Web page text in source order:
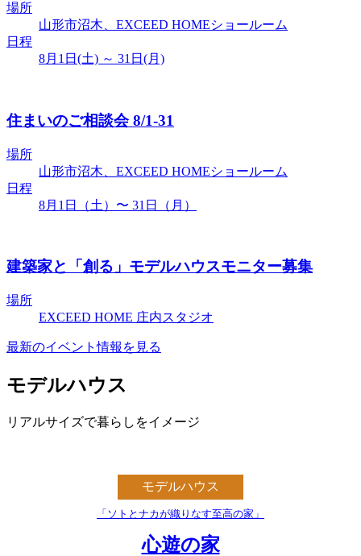
場所
山形市沼木、EXCEED HOMEショールーム
日程
8月1日(土) ～ 31日(月)
住まいのご相談会 8/1-31
場所
山形市沼木、EXCEED HOMEショールーム
日程
8月1日（土）〜 31日（月）
建築家と「創る」モデルハウスモニター募集
場所
EXCEED HOME 庄内スタジオ
最新のイベント情報を見る
モデルハウス
リアルサイズで暮らしをイメージ
モデルハウス
「ソトとナカが織りなす至高の家」
心遊の家